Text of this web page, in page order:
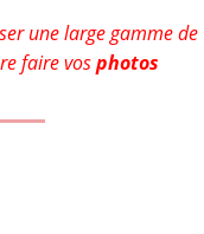
une large gamme de
faire vosphotos